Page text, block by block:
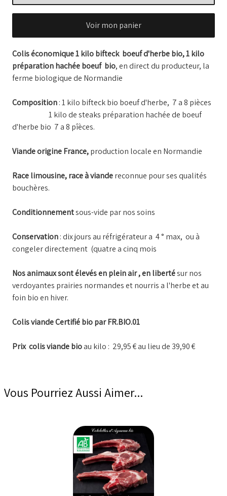
Voir mon panier
Colis économique 1 kilo bifteck boeuf d'herbe bio, 1 kilo
préparation hachée boeuf bio, en direct du producteur, la
ferme biologique de Normandie
Composition: 1 kilo bifteck bio boeuf d'herbe, 7 a 8 pièces
1 kilo de steaks préparation hachée de boeuf
d'herbe bio 7 a 8 pîèces.
Viande origine France,production locale en Normandie
Race limousine, race à viandereconnue pour ses qualités
bouchères.
Conditionnementsous-vide par nos soins
Conservation: dix jours au réfrigérateur a 4 ° max, ou à
congeler directement (quatre a cinq mois
Nos animaux sont élevés en plein air , en libertésur nos
verdoyantes prairies normandes et nourris a l'herbe et au
foin bio en hiver.
Colis viande Certifié bio par FR.BIO.01
Prix colis viande bioau kilo : 29,95 € au lieu de 39,90 €
Vous Pourriez Aussi Aimer...